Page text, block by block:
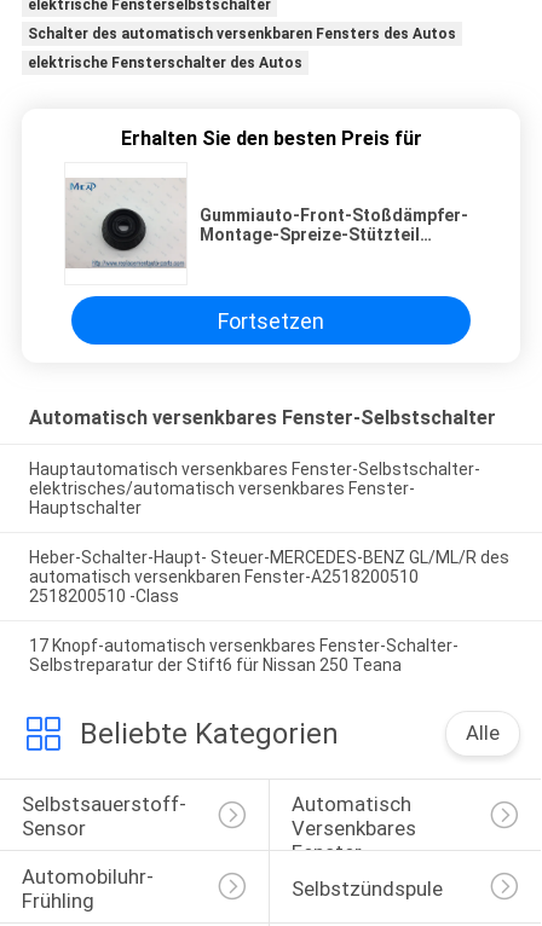
elektrische Fensterselbstschalter
Schalter des automatisch versenkbaren Fensters des Autos
elektrische Fensterschalter des Autos
Erhalten Sie den besten Preis für
Gummiauto-Front-Stoßdämpfer-
Montage-Spreize-Stützteil
Fortsetzen
Automatisch versenkbares Fenster-Selbstschalter
Hauptautomatisch versenkbares Fenster-Selbstschalter-
elektrisches/automatisch versenkbares Fenster-
Hauptschalter
Heber-Schalter-Haupt- Steuer-MERCEDES-BENZ GL/ML/R des
automatisch versenkbaren Fenster-A2518200510
2518200510 -Class
17 Knopf-automatisch versenkbares Fenster-Schalter-
Selbstreparatur der Stift6 für Nissan 250 Teana
Beliebte Kategorien Alle
Selbstsauerstoff-
Sensor
Automatisch
Versenkbares
Fenster-
Selbstschalter
Automobiluhr-
Frühling
Selbstzündspule